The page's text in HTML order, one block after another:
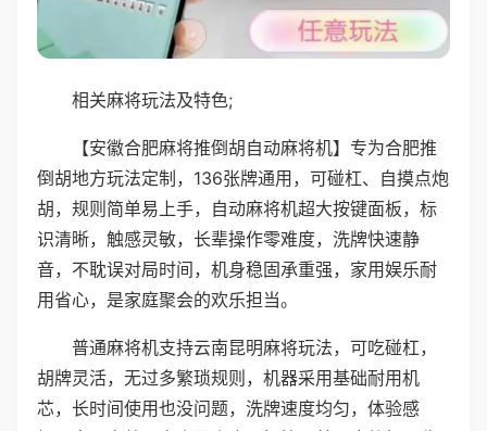
相关麻将玩法及特色;
【安徽合肥麻将推倒胡自动麻将机】专为合肥推
倒胡地方玩法定制，136张牌通用，可碰杠、自摸点炮
胡，规则简单易上手，自动麻将机超大按键面板，标
识清晰，触感灵敏，长辈操作零难度，洗牌快速静
音，不耽误对局时间，机身稳固承重强，家用娱乐耐
用省心，是家庭聚会的欢乐担当。
普通麻将机支持云南昆明麻将玩法，可吃碰杠，
胡牌灵活，无过多繁琐规则，机器采用基础耐用机
芯，长时间使用也没问题，洗牌速度均匀，体验感